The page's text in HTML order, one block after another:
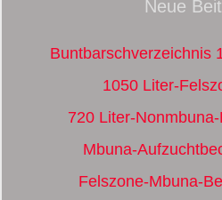
Neue
Buntbarschverzeichnis
1050 Liter-
720 Liter-
Mbuna-
Felszone-Mbuna-